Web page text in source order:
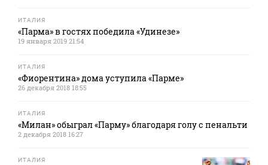
ИТАЛИЯ
«Парма» в гостях победила «Удинезе»
19 января 2019 21:54
ИТАЛИЯ
«Фиорентина» дома уступила «Парме»
26 декабря 2018 18:55
ИТАЛИЯ
«Милан» обыграл «Парму» благодаря голу с пенальти
2 декабря 2018 16:27
ИТАЛИЯ